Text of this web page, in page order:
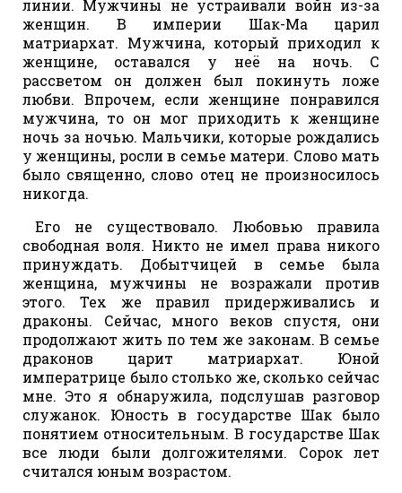
линии. Мужчины не устраивали войн из-за
женщин. В империи Шак-Ма царил
матриархат. Мужчина, который приходил к
женщине, оставался у неё на ночь. С
рассветом он должен был покинуть ложе
любви. Впрочем, если женщине понравился
мужчина, то он мог приходить к женщине
ночь за ночью. Мальчики, которые рождались
у женщины, росли в семье матери. Слово мать
было священно, слово отец не произносилось
никогда.
Его не существовало. Любовью правила
свободная воля. Никто не имел права никого
принуждать. Добытчицей в семье была
женщина, мужчины не возражали против
этого. Тех же правил придерживались и
драконы. Сейчас, много веков спустя, они
продолжают жить по тем же законам. В семье
драконов царит матриархат. Юной
императрице было столько же, сколько сейчас
мне. Это я обнаружила, подслушав разговор
служанок. Юность в государстве Шак было
понятием относительным. В государстве Шак
все люди были долгожителями. Сорок лет
считался юным возрастом.